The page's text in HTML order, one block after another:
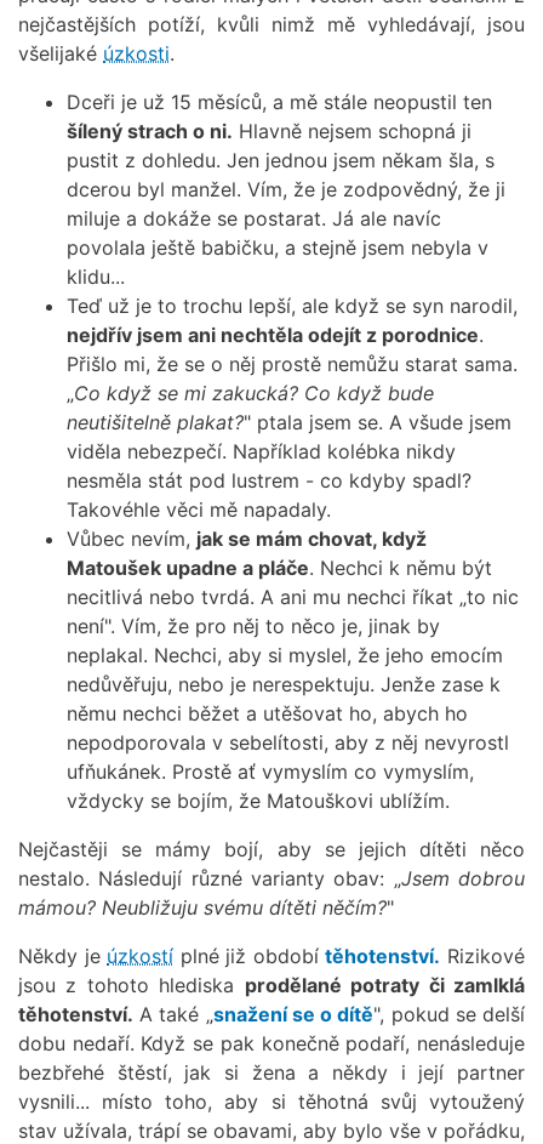
nejčastějších potíží, kvůli nimž mě vyhledávají, jsou
všelijaké úzkosti.
Dceři je už 15 měsíců, a mě stále neopustil ten
šílený strach o ni. Hlavně nejsem schopná ji
pustit z dohledu. Jen jednou jsem někam šla, s
dcerou byl manžel. Vím, že je zodpovědný, že ji
miluje a dokáže se postarat. Já ale navíc
povolala ještě babičku, a stejně jsem nebyla v
klidu...
Teď už je to trochu lepší, ale když se syn narodil,
nejdřív jsem ani nechtěla odejít z porodnice.
Přišlo mi, že se o něj prostě nemůžu starat sama.
„Co když se mi zakucká? Co když bude
neutišitelně plakat?" ptala jsem se. A všude jsem
viděla nebezpečí. Například kolébka nikdy
nesměla stát pod lustrem - co kdyby spadl?
Takovéhle věci mě napadaly.
Vůbec nevím, jak se mám chovat, když
Matoušek upadne a pláče. Nechci k němu být
necitlivá nebo tvrdá. A ani mu nechci říkat „to nic
není". Vím, že pro něj to něco je, jinak by
neplakal. Nechci, aby si myslel, že jeho emocím
nedůvěřuju, nebo je nerespektuju. Jenže zase k
němu nechci běžet a utěšovat ho, abych ho
nepodporovala v sebelítosti, aby z něj nevyrostl
ufňukánek. Prostě ať vymyslím co vymyslím,
vždycky se bojím, že Matouškovi ublížím.
Nejčastěji se mámy bojí, aby se jejich dítěti něco
nestalo. Následují různé varianty obav: „Jsem dobrou
mámou? Neubližuju svému dítěti něčím?"
Někdy je úzkostí plné již obdobítěhotenství. Rizikové
jsou z tohoto hlediska prodělané potraty či zamlklá
těhotenství. A také „snažení se o dítě", pokud se delší
dobu nedaří. Když se pak konečně podaří, nenásleduje
bezbřehé štěstí, jak si žena a někdy i její partner
vysnili... místo toho, aby si těhotná svůj vytoužený
stav užívala, trápí se obavami, aby bylo vše v pořádku,